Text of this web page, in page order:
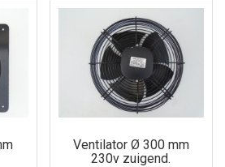
Ventilator Ø 300 mm
230v zuigend.